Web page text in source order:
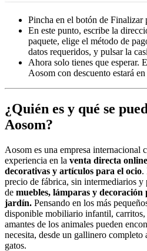
Pincha en el botón de Finalizar
En este punto, escribe la
paquete, elige el método de
datos requeridos, y pulsar la
Ahora solo tienes que esperar.
Aosom con descuento estará
¿Quién es y qué se
Aosom?
Aosom es una empresa internacional
experiencia en la venta directa
decorativas y artículos para el ocio.
precio de fábrica, sin intermediarios y
de muebles, lámparas y
jardín. Pensando en los más
disponible mobiliario infantil,
amantes de los animales pueden
necesita, desde un gallinero completo
gatos.